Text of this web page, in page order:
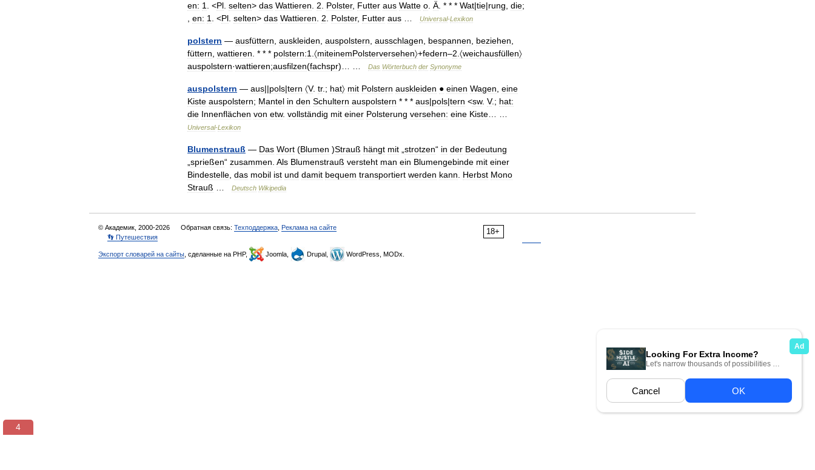
en: 1 . <Pl selten> das Wattieren 2 Polster, Futter aus Watte o Ä . * * * Wat|tie|rung die;
en: 1 . <Pl selten> das Wattieren 2 Polster, Futter aus Universal-Lexikon
polstern — ausfüttern auskleiden auspolstern ausschlagen bespannen beziehen
füttern wattieren . * * * polstern:1 〈miteinemPolsterversehen〉+federn–2 〈weichausfüllen〉
auspolstern·wattieren;ausfilzen(fachspr)… … Das Wörterbuch der Synonyme
auspolstern — aus||pols|tern 〈V. tr.; hat〉 mit Polstern auskleiden ● einen Wagen eine
Kiste auspolstern; Mantel in den Schultern auspolstern * * * aus|pols|tern <sw. V.; hat:
die Innenflächen von etw. vollständig mit einer Polsterung versehen: eine Kiste
Universal-Lexikon
Blumenstrauß — Das Wort (Blumen )Strauß hängt mit strotzen“ in der Bedeutung
sprießen“ zusammen Als Blumenstrauß versteht man ein Blumengebinde mit einer
Bindestelle das mobil ist und damit bequem transportiert werden kann Herbst Mono
Strauß
Deutsch Wikipedia
18+
© Академик, 2000-2026 Обратная связь: Техподдержка Реклама на сайте
👣 Путешествия
Экспорт словарей на сайты , сделанные на PHP, Joomla, Drupal, WordPress, MODx.
3